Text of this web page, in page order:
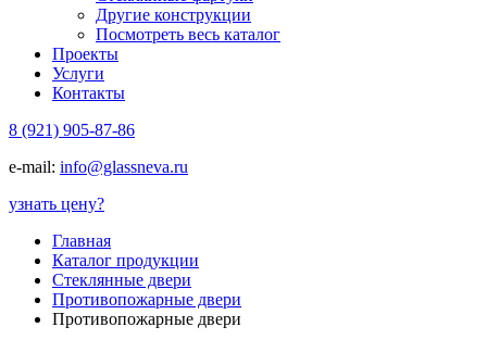
Другие конструкции
Посмотреть весь каталог
Проекты
Услуги
Контакты
8 (921) 905-87-86
e-mail: info@glassneva.ru
узнать цену?
Главная
Каталог продукции
Стеклянные двери
Противопожарные двери
Противопожарные двери